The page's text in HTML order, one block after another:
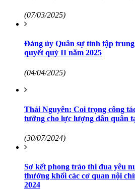
(07/03/2025)
Đảng ủy Quân sự tỉnh tập
quyết quý II năm 2025
(04/04/2025)
Thái Nguyên: Coi trọng công
tưởng cho lực lượng dân quân
(30/07/2024)
Sơ kết phong trào thi đua yêu
thưởng khối các cơ quan nội
2024